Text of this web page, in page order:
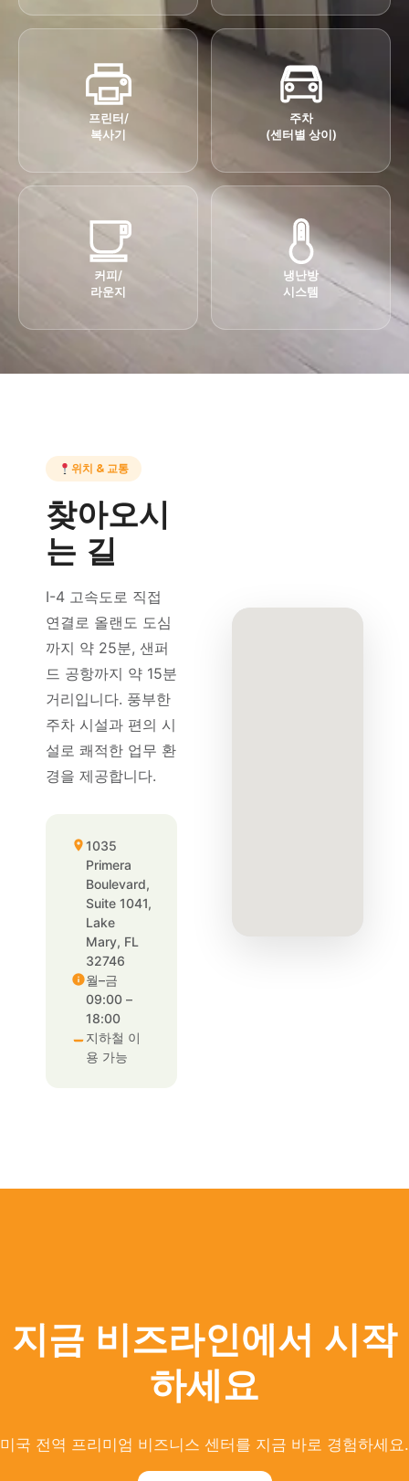
프린터/
복사기
주차
(센터별 상이)
커피/
라운지
냉난방
시스템
위치 & 교통
찾아오시
는 길
I-4 고속도로 직접
연결로 올랜도 도심
까지 약 25분, 샌퍼
드 공항까지 약 15분
거리입니다. 풍부한
주차 시설과 편의 시
설로 쾌적한 업무 환
경을 제공합니다.
1035
Primera
Boulevard,
Suite 1041,
Lake
Mary, FL
32746
월–금
09:00 –
18:00
지하철 이
용 가능
지금 비즈라인에서 시작
하세요
미국 전역 프리미엄 비즈니스 센터를 지금 바로 경험하세요.